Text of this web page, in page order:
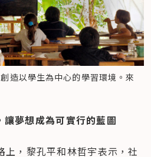
造以學生為中心的學習環境。來
夢想成為可實行的藍圖
上，黎孔平和林哲宇表示，社